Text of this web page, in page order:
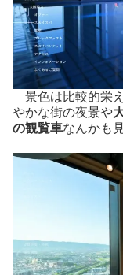
景色は比較的栄
やかな街の夜景や
の観覧車なんかも